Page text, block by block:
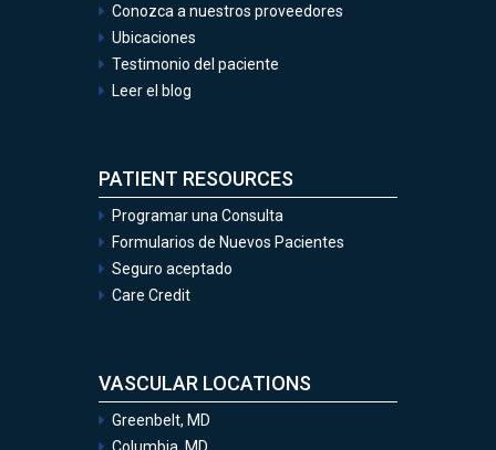
Conozca a nuestros proveedores
Ubicaciones
Testimonio del paciente
Leer el blog
PATIENT RESOURCES
Programar una Consulta
Formularios de Nuevos Pacientes
Seguro aceptado
Care Credit
VASCULAR LOCATIONS
Greenbelt, MD
Columbia, MD